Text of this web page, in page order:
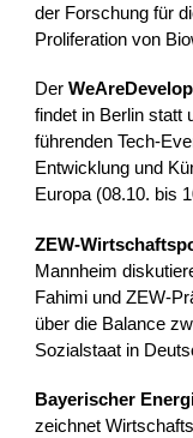
der Forschung für
Proliferation von
Der
findet in Berlin statt
führenden Tech-
Entwicklung und
Europa (08.10. bis
ZEW-
Mannheim
Fahimi und ZEW-
über die Balance
Sozialstaat in
Bayerischer
zeichnet